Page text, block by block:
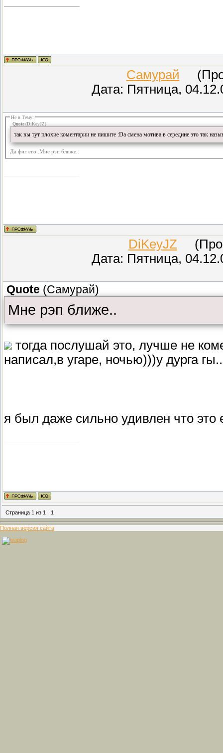
Самурай
Дата: Пятница,
Не в Тему:
Quote (DiKeyJZ)
так вы тут плохие коментарии не пишите :Dа смена мотива в середине это так
Да фиг его..Мне рэп ближе..
DiKeyJZ
Дата: Пятница,
Quote (Самурай)
Мне рэп ближе..
тогда послушай это, лучше не
написал,в угаре, ночью)))у дурга
я был даже сильно удивлен что это
Страница 1 из 1 1
Полная версия сайта